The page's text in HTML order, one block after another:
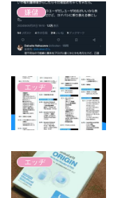
嫌儲
エッヂ
エッヂ